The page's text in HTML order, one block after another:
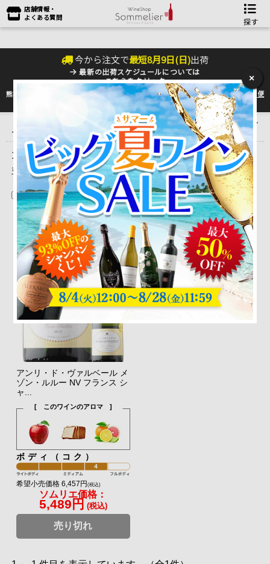
店舗情報・
よくある質問
探す
今から注文で最短8月9日(日)出荷
最新の出荷スケジュールについては
こちらをクリック
熊本地震の影響により九州への配送に遅れが生じております。最新情報は佐川急便
のHP
をご確認下さい。
産地で探す ＞ フランス ＞シャンパーニュ ＞
メゾン・ルル
ー
1 ～ 1 件目を表示しています。（全1件）
並べ替え
在庫切れを除く
アンリ・ド・ヴァルベール メ
ゾン・ルルー NV フランス シ
ャ...
[ このワインのアロマ ]
ボディ（コク）
希望小売価格 6,457円(税込)
ソムリエ価格：
5,489円 (税込)
売り切れ
×